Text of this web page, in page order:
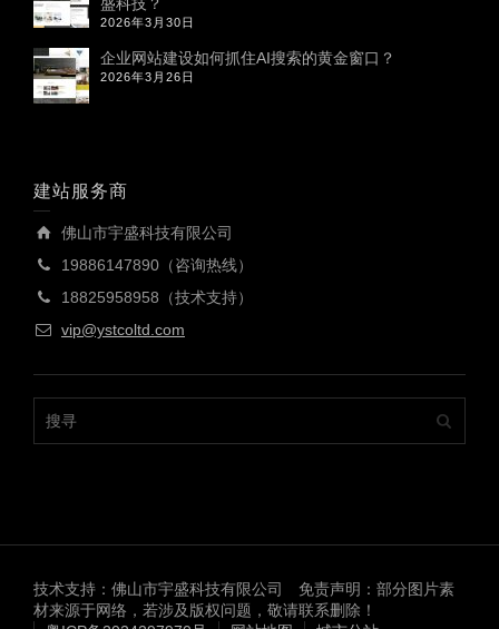
2026年3月30日
企业网站建设如何抓住AI搜索的黄金窗口？
2026年3月26日
建站服务商
佛山市宇盛科技有限公司
19886147890（咨询热线）
18825958958（技术支持）
vip@ystcoltd.com
技术支持：佛山市宇盛科技有限公司 免责声明：部分图片素
材来源于网络，若涉及版权问题，敬请联系删除！